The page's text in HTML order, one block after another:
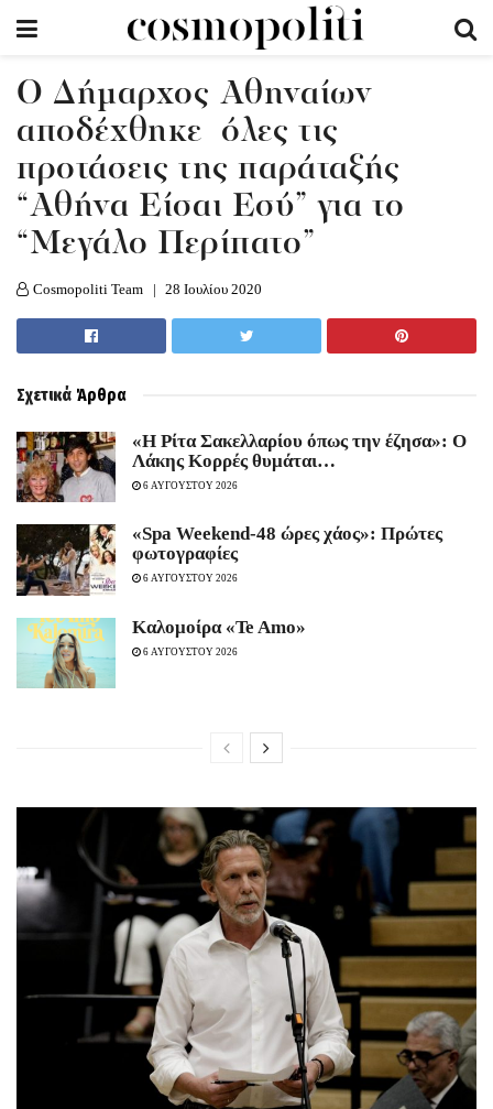
Ο Δήμαρχος Αθηναίων
αποδέχθηκε όλες τις
προτάσεις της παράταξής
“Αθήνα Είσαι Εσύ” για το
“Μεγάλο Περίπατο”
Cosmopoliti Team 28 Ιουλίου 2020
Σχετικά Άρθρα
«Η Ρίτα Σακελλαρίου όπως την έζησα»: Ο
Λάκης Κορρές θυμάται…
6 ΑΥΓΟΥΣΤΟΥ 2026
«Spa Weekend-48 ώρες χάος»: Πρώτες
φωτογραφίες
6 ΑΥΓΟΥΣΤΟΥ 2026
Καλομοίρα «Te Amo»
6 ΑΥΓΟΥΣΤΟΥ 2026